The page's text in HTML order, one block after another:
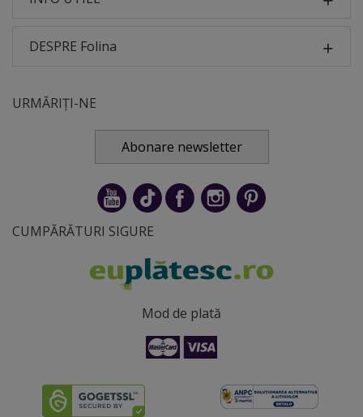
DESPRE Folina
URMĂRIȚI-NE
Abonare newsletter
CUMPĂRĂTURI SIGURE
Mod de plată